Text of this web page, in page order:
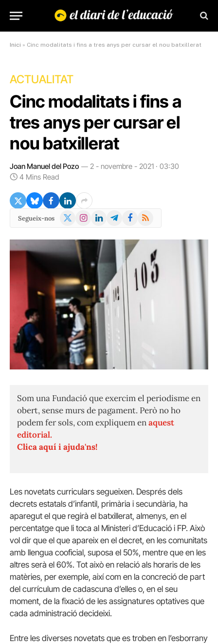
Inici » Cinc modalitats i fins a tres anys per cursar el nou batxillerat
ACTUALITAT
Cinc modalitats i fins a
tres anys per cursar el
nou batxillerat
Joan Manuel del Pozo
2 - novembre - 2021 · 03:30
4 Mins Read
Segueix-nos
X
Instagram
LinkedInTelegramFacebook
RSS
Som una Fundació que exercim el periodisme en
obert, sense murs de pagament. Però no ho
podem fer sols, com expliquem enaquest
editorial.
Clica aquí i ajuda'ns!
Les novetats curriculars segueixen. Després dels
decrets estatals d’infantil, primària i secundària, ha
aparegut el que regirà el batxillerat, almenys, en el
percentatge que li toca al Ministeri d’Educació i FP. Això
vol dir que el que apareix en el decret, en les comunitats
amb llengua cooficial, suposa el 50%, mentre que en les
altres serà el 60%. Tot això en relació als horaris de les
matèries, per exemple, així com en la concreció de part
del currículum de cadascuna d’elles o, en el seu
moment, de la fixació de les assignatures optatives que
cada administració decideixi.
Entre les diverses novetats que es troben en l’esborrany